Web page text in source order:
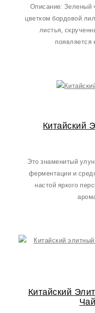
Описание: Зеленый
цветком бордовой
листья,
появляется
Китайский
Это знаменитый
ферментации и
настой яркого
Китайский